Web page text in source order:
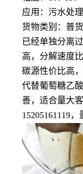
应用：污水处
货物类别：普
已经单独分离
高，分解速度
碳源性价比高
代替葡萄糖乙
善，适合量大
15205161119